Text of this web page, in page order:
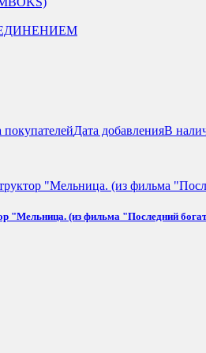
Дата добавленияВ
"Мельница. (из фильма "Последний